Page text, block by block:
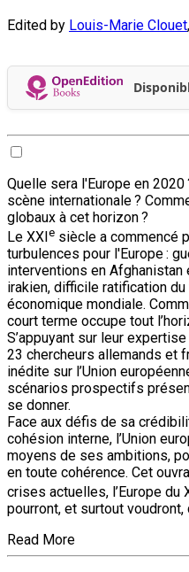
Edited by Louis-Marie Clouet,
Quelle sera l'Europe en
scène internationale ?
globaux à cet horizon ?
Le XXIe siècle a commencé
turbulences pour l'Europe :
interventions en
irakien, difficile ratification
économique mondiale.
court terme occupe tout
S’appuyant sur leur
23 chercheurs allemands et
inédite sur l’Union
scénarios prospectifs
se donner.
Face aux défis de sa
cohésion interne, l’Union
moyens de ses ambitions,
en toute cohérence. Cet
crises actuelles, l’Europe du
pourront, et surtout
Read More